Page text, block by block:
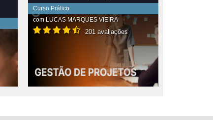
Curso Prático
com LUCAS MARQUES VIEIRA
201 avaliações